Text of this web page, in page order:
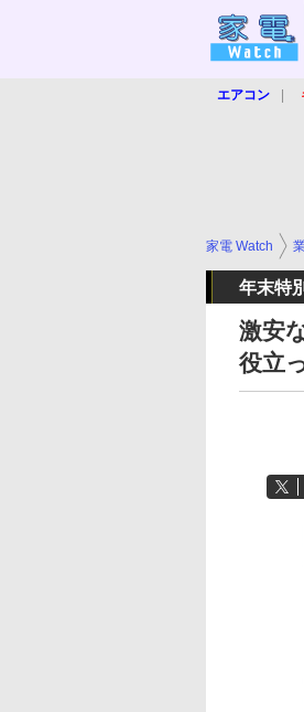
エアコン
家電 Watch
年末特
激安
役立